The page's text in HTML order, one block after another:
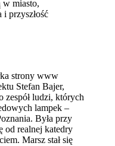
w miasto,
przyszłość
strony www
Stefan Bajer,
zespół ludzi, których
lampek –
Była przy
od realnej katedry
Marsz stał się